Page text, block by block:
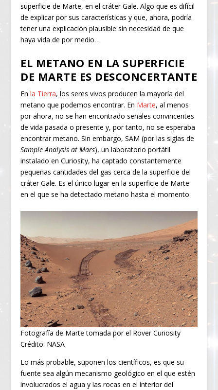
superficie de Marte, en el cráter Gale. Algo que es difícil
de explicar por sus características y que, ahora, podría
tener una explicación plausible sin necesidad de que
haya vida de por medio…
EL METANO EN LA SUPERFICIE
DE MARTE ES DESCONCERTANTE
Enla Tierra, los seres vivos producen la mayoría del
metano que podemos encontrar. En Marte, al menos
por ahora, no se han encontrado señales convincentes
de vida pasada o presente y, por tanto, no se esperaba
encontrar metano. Sin embargo, SAM (por las siglas de
Sample Analysis at Mars), un laboratorio portátil
instalado en Curiosity, ha captado constantemente
pequeñas cantidades del gas cerca de la superficie del
cráter Gale. Es el único lugar en la superficie de Marte
en el que se ha detectado metano hasta el momento.
Fotografía de Marte tomada por el Rover Curiosity
Crédito: NASA
Lo más probable, suponen los científicos, es que su
fuente sea algún mecanismo geológico en el que estén
involucrados el agua y las rocas en el interior del